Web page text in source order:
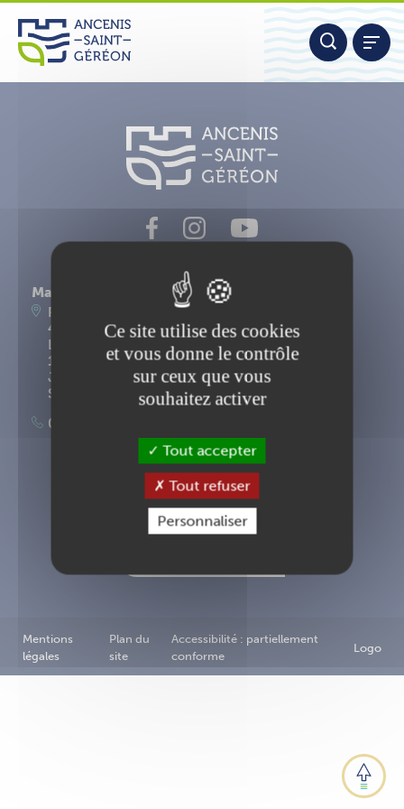
Aller
contenu
Nous contacter
Mairie d'Ancenis-Saint-Géréon
Place du Maréchal Foch
44156 Ancenis-Saint-Géréon
Lundi, mardi, mercredi, vendredi : 9h-12h30 et
14h-17h15
Jeudi : 9h-12h30
Samedi : 9h-12h
02 40 83 87 00
Inscription à la newsletter
Mentions
légales
Plan du
site
Accessibilité : partiellement
conforme
Logo
Panneau de gestion des cookies
Ce site utilise des cookies
et vous donne le contrôle
sur ceux que vous
souhaitez activer
Tout accepter
Tout refuser
Personnaliser